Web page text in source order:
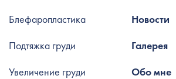
Новости
Галерея
Обо мне
Блефаропластика
Подтяжка груди
Увеличение груди